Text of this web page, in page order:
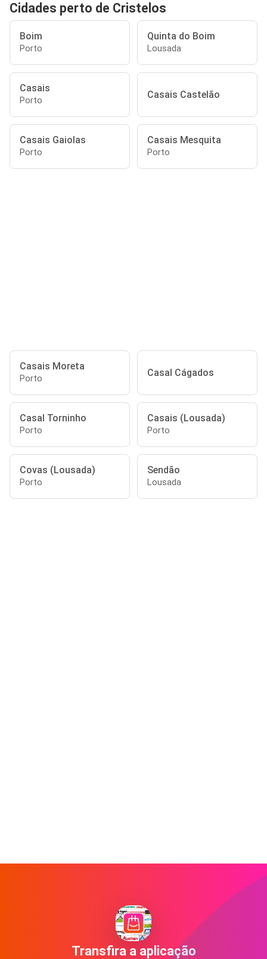
Cidades perto de Cristelos
Boim
Porto
Quinta do Boim
Lousada
Casais
Porto Casais Castelão
Casais Gaiolas
Porto
Casais Mesquita
Porto
Casais Moreta
Porto Casal Cágados
Casal Torninho
Porto
Casais (Lousada)
Porto
Covas (Lousada)
Porto
Sendão
Lousada
Transfira a aplicação